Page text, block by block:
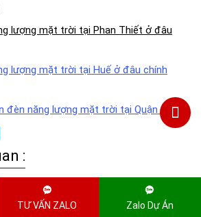
lượng mặt trời tại Phan Thiết ở đâu
lượng mặt trời tại Huế ở đâu chính
đèn năng lượng mặt trời tại Quận 1
:
TƯ VẤN ZALO Zalo Dự Án